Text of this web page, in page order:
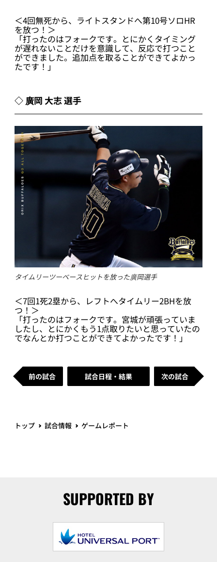
＜4回無死から、ライトスタンドへ第10号ソロHR
を放つ！＞
「打ったのはフォークです。とにかくタイミング
が遅れないことだけを意識して、反応で打つこと
ができました。追加点を取ることができてよかっ
たです！」
◇ 廣岡 大志 選手
タイムリーツーベースヒットを放った廣岡選手
＜7回1死2塁から、レフトへタイムリー2BHを放
つ！＞
「打ったのはフォークです。宮城が頑張っていま
したし、とにかくもう1点取りたいと思っていたの
でなんとか打つことができてよかったです！」
前の試合 試合日程・結果 次の試合
トップ 試合情報 ゲームレポート
SUPPORTED BY